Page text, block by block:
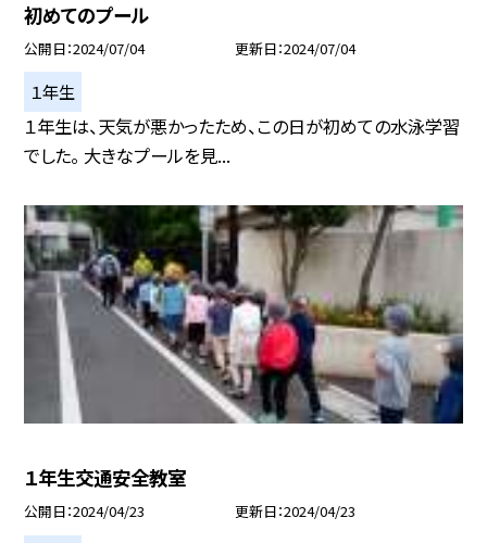
初めてのプール
公開日 2024/07/04 更新日 2024/07/04
１年生
１年生は、天気が悪かったため、この日が初めての水泳学習
でした。 大きなプールを見...
１年生交通安全教室
公開日 2024/04/23 更新日 2024/04/23